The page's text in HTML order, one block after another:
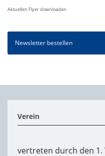
Aktuellen Flyer downloaden
Newsletter bestellen
Verein
vertreten durch den 1.